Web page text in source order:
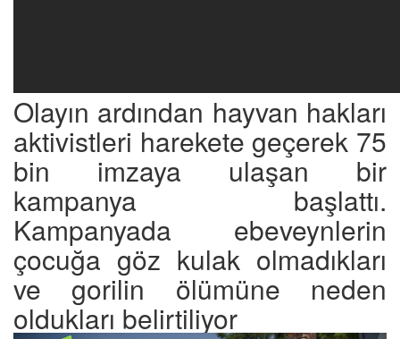
Olayın ardından hayvan hakları
aktivistleri harekete geçerek 75
bin imzaya ulaşan bir
kampanya başlattı.
Kampanyada ebeveynlerin
çocuğa göz kulak olmadıkları
ve gorilin ölümüne neden
oldukları belirtiliyor